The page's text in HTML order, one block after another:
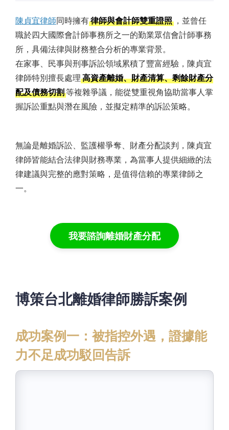
陳貞宜律師同時擁有律師與會計師雙重證照 ，並曾任
職於四大國際會計師事務所之一的勤業眾信會計師事務
所，具備法律與財務整合分析的專業背景。
在家事、民事與刑事訴訟領域累積了豐富經驗，陳貞宜
律師特別擅長處理高資產離婚、財產清算、剩餘財產分
配及債務切割等複雜爭議，能從雙重視角協助當事人掌
握訴訟重點與潛在風險，並擬定精準的訴訟策略。
無論是離婚訴訟、監護權爭奪、財產分配談判，陳貞宜
律師皆能結合法律與財務專業，為當事人提供細緻的法
律建議與完整的應對策略，是值得信賴的專業律師之
一。
我要諮詢離婚財產分配
博策台北離婚律師勝訴案例
成功案例一：被指控外遇，證據能
力不足成功駁回告訴